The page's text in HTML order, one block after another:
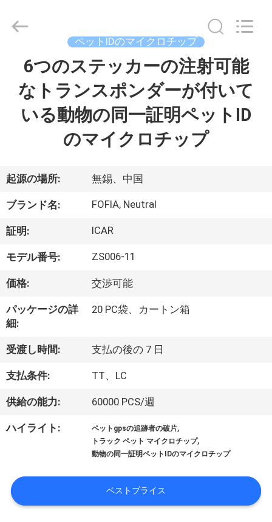
ク
ト
ビ
デ
私
に
つ
い
工
supplier.
Technology
ペットIDのマイクロチップ
6つのステッカーの注射可能
なトランスポンダーが付いて
いる動物の同一証明ペットID
のマイクロチップ
起源の場所: 無錫、中国
ブランド名: FOFIA, Neutral
証明: ICAR
モデル番号: ZS006-11
価格: 交渉可能
パッケージの詳
細:
20 PC袋、カートン箱
受渡し時間: 支払の後の 7 日
支払条件: TT、LC
供給の能力: 60000 PCS/週
ハイライト: ペットgpsの追跡者の破片,
トラック ペット マイクロチップ,
動物の同一証明ペットIDのマイクロチップ
ベストプライス